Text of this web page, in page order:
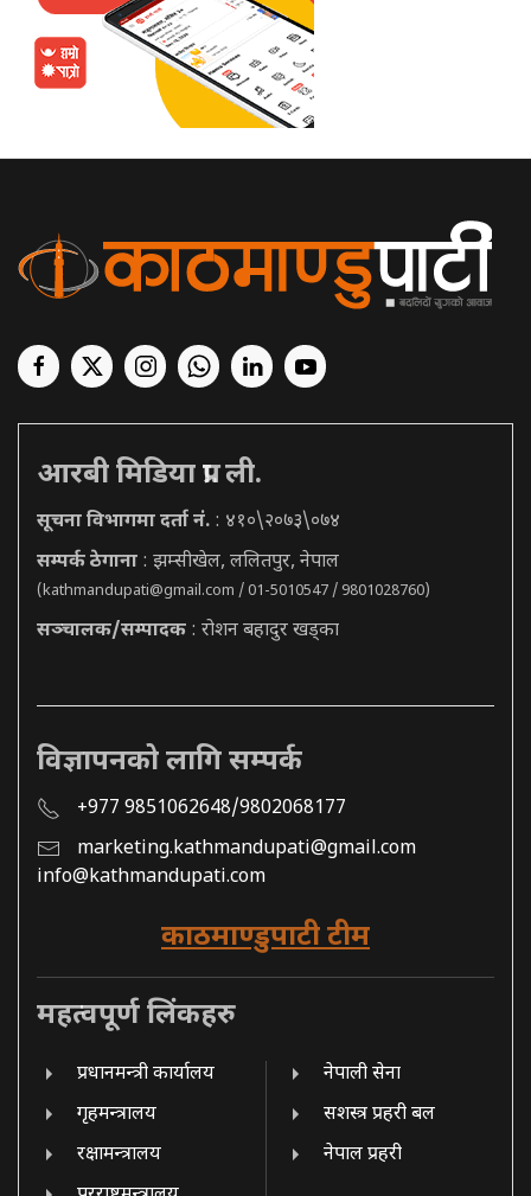
आरबी मिडिया प्रा. ली.
सूचना विभागमा दर्ता नं. : ४१०\२०७३\०७४
सम्पर्क ठेगाना : झम्सीखेल, ललितपुर, नेपाल
(kathmandupati@gmail.com / 01-5010547 / 9801028760)
सञ्चालक/सम्पादक : रोशन बहादुर खड्का
विज्ञापनको लागि सम्पर्क
+977 9851062648/9802068177
marketing.kathmandupati@gmail.com
info@kathmandupati.com
काठमाण्डुपाटी टीम
महत्वपूर्ण लिंकहरु
प्रधानमन्त्री कार्यालय
गृहमन्त्रालय
रक्षामन्त्रालय
नेपाली सेना
सशस्त्र प्रहरी बल
नेपाल प्रहरी